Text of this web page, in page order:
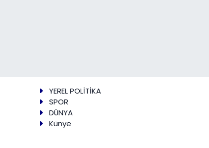
YEREL POLİTİKA
SPOR
DÜNYA
Künye